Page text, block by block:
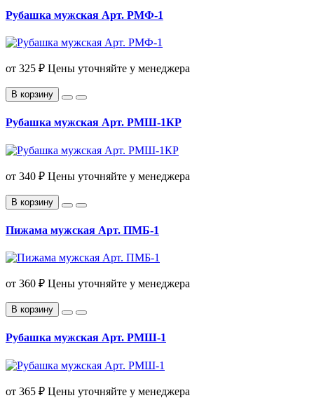
Рубашка мужская Арт. РМФ-1
от 325 ₽ Цены уточняйте у менеджера
В корзину
Рубашка мужская Арт. РМШ-1КР
от 340 ₽ Цены уточняйте у менеджера
В корзину
Пижама мужская Арт. ПМБ-1
от 360 ₽ Цены уточняйте у менеджера
В корзину
Рубашка мужская Арт. РМШ-1
от 365 ₽ Цены уточняйте у менеджера